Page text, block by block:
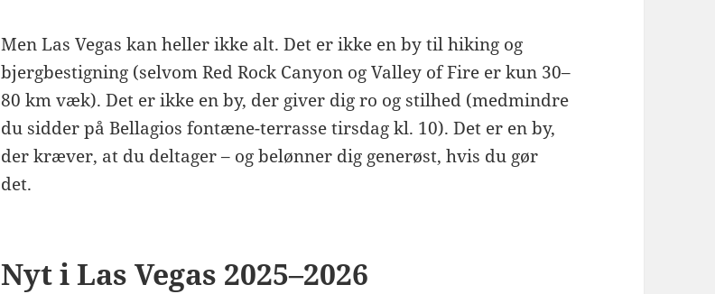
Men Las Vegas kan heller ikke alt. Det er ikke en by til hiking og
bjergbestigning (selvom Red Rock Canyon og Valley of Fire er kun 30–
80 km væk). Det er ikke en by, der giver dig ro og stilhed (medmindre
du sidder på Bellagios fontæne-terrasse tirsdag kl. 10). Det er en by,
der kræver, at du deltager – og belønner dig generøst, hvis du gør
det.
Nyt i Las Vegas 2025–2026